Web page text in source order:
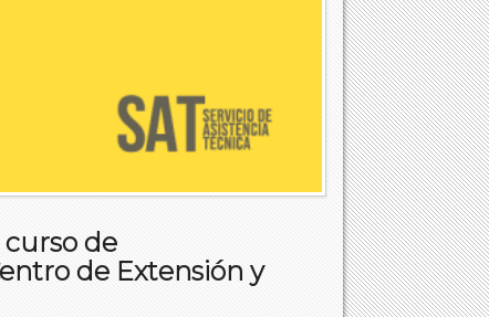
curso de
de Extensión y